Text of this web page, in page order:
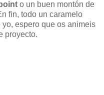
o un buen montón de
fin, todo un caramelo
espero que os animeis
proyecto.